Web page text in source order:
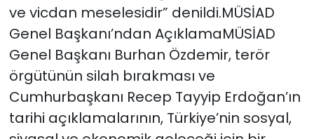
ve vicdan meselesidir” denildi.MÜSİAD
Genel Başkanı’ndan AçıklamaMÜSİAD
Genel Başkanı Burhan Özdemir, terör
örgütünün silah bırakması ve
Cumhurbaşkanı Recep Tayyip Erdoğan’ın
tarihi açıklamalarının, Türkiye’nin sosyal,